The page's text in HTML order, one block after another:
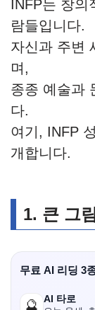
INFP는 창의
람들입니다.
자신과 주변
며,
종종 예술과
다.
여기, INFP
개합니다.
1. 큰 그
무료 AI 리딩 3
🔮 AI 타로